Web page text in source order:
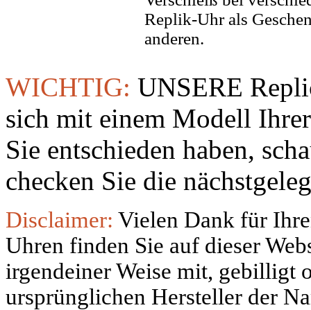
Replik-Uhr als
anderen.
WICHTIG: UNSERE
sich mit einem Modell
Sie entschieden haben,
checken Sie die
Disclaimer: Vielen Dank für
Uhren finden Sie auf dieser
irgendeiner Weise mit, gebilligt
ursprünglichen Hersteller der